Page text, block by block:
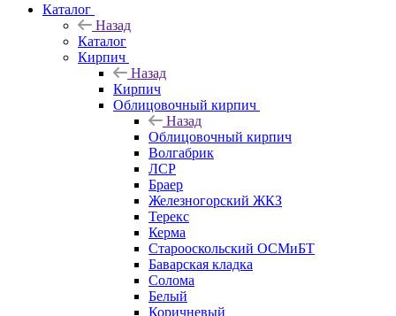
Каталог
Назад
Каталог
Кирпич
Назад
Кирпич
Облицовочный кирпич
Назад
Облицовочный кирпич
Волгабрик
ЛСР
Браер
Железногорский ЖКЗ
Терекс
Керма
Старооскольский ОСМиБТ
Баварская кладка
Солома
Белый
Коричневый